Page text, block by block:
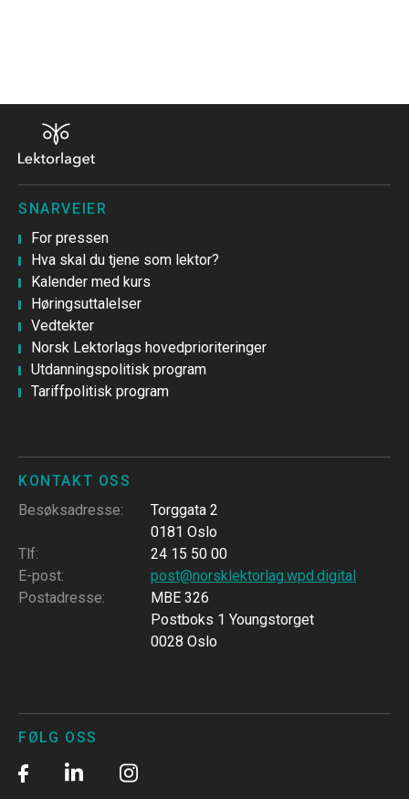
SNARVEIER
For pressen
Hva skal du tjene som lektor?
Kalender med kurs
Høringsuttalelser
Vedtekter
Norsk Lektorlags hovedprioriteringer
Utdanningspolitisk program
Tariffpolitisk program
KONTAKT OSS
Besøksadresse:
Torggata 2
0181 Oslo
Tlf:
24 15 50 00
E-post:
post@norsklektorlag.wpd.digital
Postadresse:
MBE 326
Postboks 1 Youngstorget
0028 Oslo
FØLG OSS